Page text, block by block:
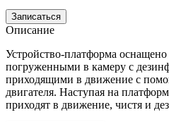
Записаться
Описание
Устройство-платформа
погруженными в камеру с
приходящими в движение с
двигателя. Наступая на
приходят в движение, чистя и